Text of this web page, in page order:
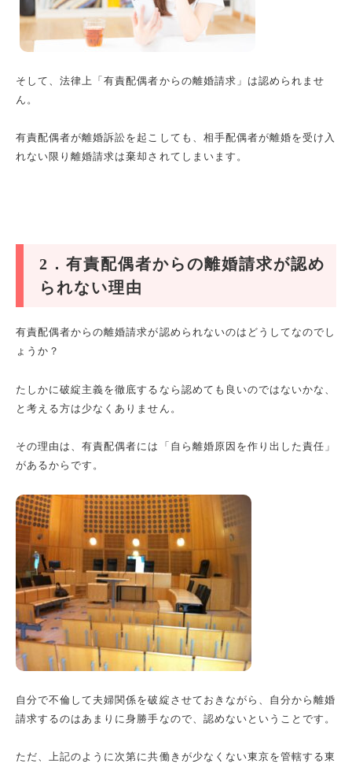
そして、法律上「有責配偶者からの離婚請求」は認められませ
ん。
有責配偶者が離婚訴訟を起こしても、相手配偶者が離婚を受け入
れない限り離婚請求は棄却されてしまいます。
2 ．有責配偶者からの離婚請求が認め
られない理由
有責配偶者からの離婚請求が認められないのはどうしてなのでし
ょうか？
たしかに破綻主義を徹底するなら認めても良いのではないかな、
と考える方は少なくありません。
その理由は、有責配偶者には「自ら離婚原因を作り出した責任」
があるからです。
自分で不倫して夫婦関係を破綻させておきながら、自分から離婚
請求するのはあまりに身勝手なので、認めないということです。
ただ、上記のように次第に共働きが少なくない東京を管轄する東